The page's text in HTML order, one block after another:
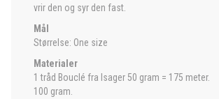
vrir den og syr den fast.
Mål
Størrelse: One size
Materialer
1 tråd Bouclé fra Isager 50 gram = 175 meter.
100 gram.